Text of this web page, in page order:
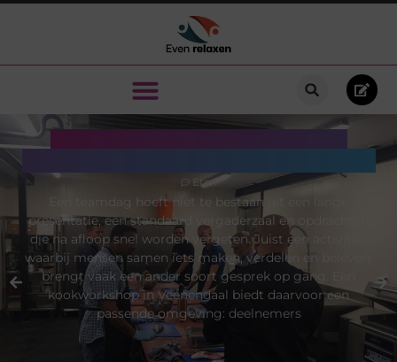
manier om teams sterker te maken
Eten
Een teamdag hoeft niet te bestaan uit een lange
presentatie, een standaard vergaderzaal en opdrachten
die na afloop snel worden vergeten. Juist een activiteit
waarbij mensen samen iets maken, verdelen en beleven,
brengt vaak een ander soort gesprek op gang. Een
kookworkshop in Veenendaal biedt daarvoor een
passende omgeving: deelnemers